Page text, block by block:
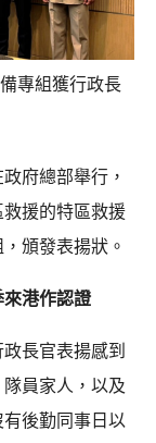
專組獲行政長
府總部舉行，
援的特區救援
頒發表揚狀。
港作認證
長官表揚感到
員家人，以及
後勤同事日以